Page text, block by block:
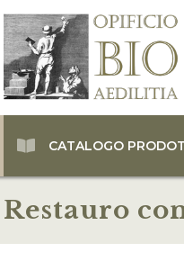
CATALOGO
Restauro